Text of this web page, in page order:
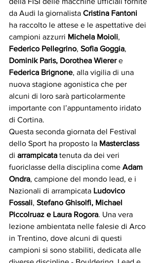
da Audi la giornalista Cristina Fantoni
ha raccolto le attese e le aspettative dei
campioni azzurri Michela Moioli,
Federico Pellegrino, Sofia Goggia,
Dominik Paris, Dorothea Wierer e
Federica Brignone, alla vigilia di una
nuova stagione agonistica che per
alcuni di loro sarà particolarmente
importante con l’appuntamento iridato
di Cortina.
Questa seconda giornata del Festival
dello Sport ha proposto la Masterclass
di arrampicata tenuta da dei veri
fuoriclasse della disciplina come Adam
Ondra, campione del mondo lead, e i
Nazionali di arrampicata Ludovico
Fossali, Stefano Ghisolfi, Michael
Piccolruaz e Laura Rogora. Una vera
lezione ambientata nelle falesie di Arco
in Trentino, dove alcuni di questi
campioni si sono stabiliti, dedicata alle